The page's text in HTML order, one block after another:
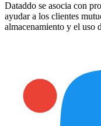
Dataddo se asocia con
ayudar a los clientes
almacenamiento y el uso